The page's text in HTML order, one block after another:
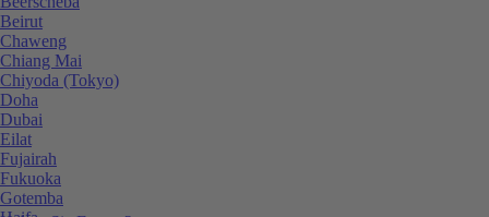
Beirut
Chaweng
Chiang Mai
Chiyoda (Tokyo)
Doha
Dubai
Eilat
Fujairah
Fukuoka
Gotemba